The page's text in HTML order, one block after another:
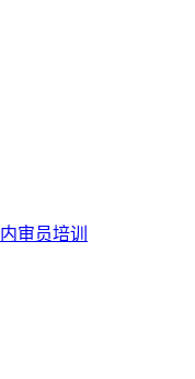
内审员培训